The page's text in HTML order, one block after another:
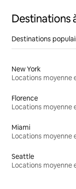
Destinations
Destinations
New York
Florence
Miami
Seattle